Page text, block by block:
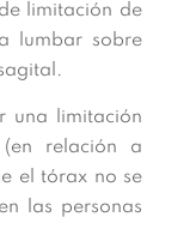
limitación de
lumbar sobre
una limitación
relación a
el tórax no se
las personas